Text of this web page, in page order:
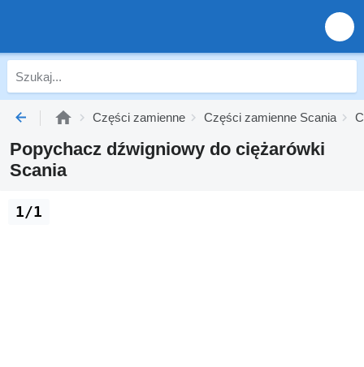
Części zamienne Części zamienne Scania
Popychacz dźwigniowy do ciężarówki
Scania
1/1